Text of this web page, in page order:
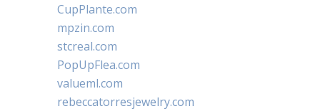
CupPlante.com
mpzin.com
stcreal.com
PopUpFlea.com
valueml.com
rebeccatorresjewelry.com